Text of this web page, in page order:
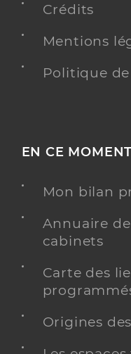
Crédits
Mentions
Politique
EN CE MOMENT
Mon bilan
Annuaire
cabinets
Carte des
Origines